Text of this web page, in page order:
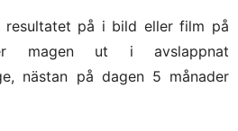
resultatet på i bild eller film på
magen ut i avslappnat
nästan på dagen 5 månader